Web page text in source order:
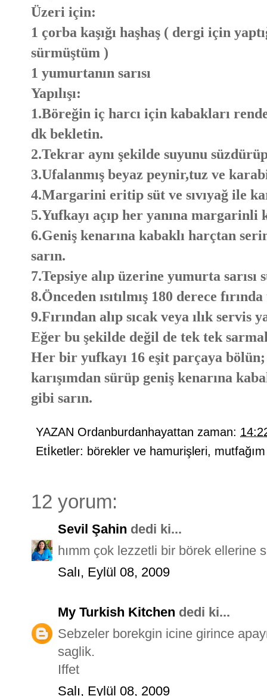
Üzeri için:
1 çorba kaşığı haşhaş ( dergi için
sürmüştüm )
1 yumurtanın sarısı
Yapılışı:
1.Böreğin iç harcı için kabakları
dk bekletin.
2.Tekrar aynı şekilde suyunu
3.Ufalanmış beyaz peynir,tuz ve
4.Margarini eritip süt ve sıvıyağ ile
5.Yufkayı açıp her yanına margarinli
6.Geniş kenarına kabaklı harçtan
sarın.
7.Tepsiye alıp üzerine yumurta sarısı
8.Önceden ısıtılmış 180 derece
9.Fırından alıp sıcak veya ılık servis
Eğer bu şekilde değil de tek tek
Her bir yufkayı 16 eşit parçaya
karışımdan sürüp geniş kenarına
gibi sarın.
YAZAN Ordanburdanhayattan zaman:
Etİketler: börekler ve hamurişleri, mutfağım
12 yorum:
Sevil Şahin dedi ki...
hımm çok lezzetli bir börek ellerine
Salı, Eylül 08, 2009
My Turkish Kitchen dedi ki...
Sebzeler borekgin icine girince
saglik.
Iffet
Salı, Eylül 08, 2009